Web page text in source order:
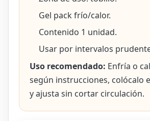
Gel pack frío/calor.
Contenido 1 unidad.
Usar por intervalos
Uso recomendado: Enfría o
según instrucciones, colócalo
y ajusta sin cortar circulación.